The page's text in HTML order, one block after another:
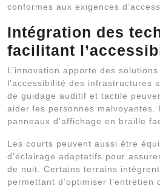
conformes aux exigences
Intégration des
facilitant
L’innovation apporte des
l’accessibilité des infrastructures
de guidage auditif et tactile
aider les personnes malvoyantes.
panneaux d’affichage en braille
Les courts peuvent aussi être
d’éclairage adaptatifs pour
de nuit. Certains terrains
permettant d’optimiser l’entretien